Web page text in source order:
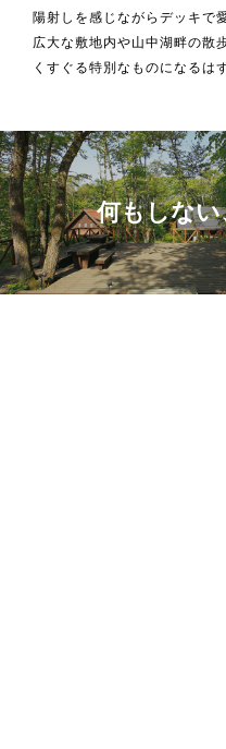
陽射しを感じながらデッキで
広大な敷地内や山中湖畔の散
くすぐる特別なものになるは
何もしな